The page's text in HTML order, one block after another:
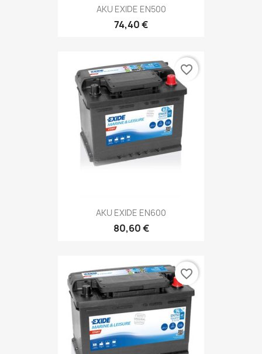
AKU EXIDE EN500
74,40 €
AKU EXIDE EN600
80,60 €
favorite_border
favorite_border